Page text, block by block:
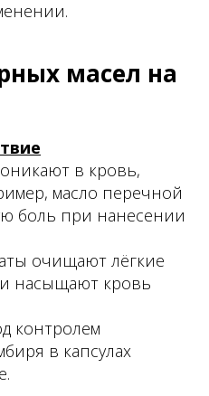
масел на
в кровь,
масло перечной
боль при нанесении
очищают лёгкие
насыщают кровь
контролем
в капсулах